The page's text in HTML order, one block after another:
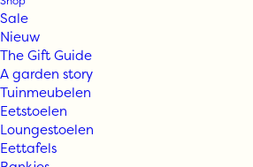
Sale
Nieuw
The Gift Guide
A garden story
Tuinmeubelen
Eetstoelen
Loungestoelen
Eettafels